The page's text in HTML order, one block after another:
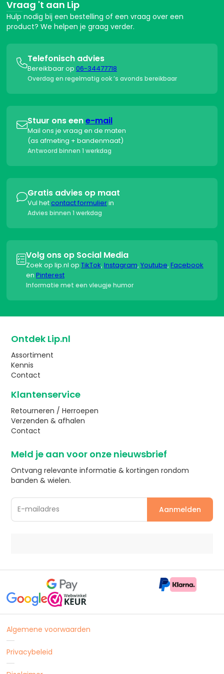
Vraag 't aan Lip
Hulp nodig bij een bestelling of een vraag over een
product? We helpen je graag verder.
Telefonisch advies
Bereikbaar op 06-34477718
Overdag en regelmatig ook ’s avonds bereikbaar
Stuur ons eene-mail
Mail ons je vraag en de maten
(as afmeting + bandenmaat)
Antwoord binnen 1 werkdag
Gratis advies op maat
Vul hetcontact formulierin
Advies binnen 1 werkdag
Volg ons op Social Media
Zoek op lip.nl op TikTok, Instagram, Youtube, Facebook
en Pinterest
Informatie met een vleugje humor
Ontdek Lip.nl
Assortiment
Kennis
Contact
Klantenservice
Retourneren / Herroepen
Verzenden & afhalen
Contact
Meld je aan voor onze nieuwsbrief
Ontvang relevante informatie & kortingen rondom
banden & wielen.
Algemene voorwaarden
Privacybeleid